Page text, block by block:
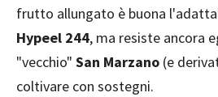
frutto allungato è buona
Hypeel 244, ma resiste ancora
"vecchio" San Marzano (e
coltivare con sostegni.